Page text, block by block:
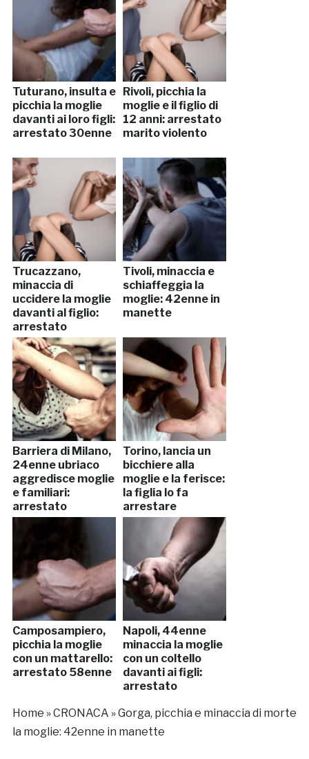
Tuturano, insulta e
picchia la moglie
davanti ai loro figli:
arrestato 30enne
Rivoli, picchia la
moglie e il figlio di
12 anni: arrestato
marito violento
Trucazzano,
minaccia di
uccidere la moglie
davanti al figlio:
arrestato
Tivoli, minaccia e
schiaffeggia la
moglie: 42enne in
manette
Barriera di Milano,
24enne ubriaco
aggredisce moglie
e familiari:
arrestato
Torino, lancia un
bicchiere alla
moglie e la ferisce:
la figlia lo fa
arrestare
Camposampiero,
picchia la moglie
con un mattarello:
arrestato 58enne
Napoli, 44enne
minaccia la moglie
con un coltello
davanti ai figli:
arrestato
Home »CRONACA »Gorga, picchia e minaccia di morte
la moglie: 42enne in manette